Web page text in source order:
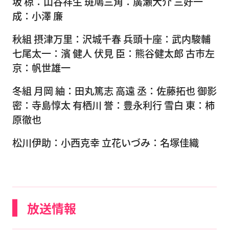
成：小澤 廉
秋組 摂津万里：沢城千春 兵頭十座：武内駿輔
七尾太一：濱 健人 伏見 臣：熊谷健太郎 古市左
京：帆世雄一
冬組 月岡 紬：田丸篤志 高遠 丞：佐藤拓也 御影
密：寺島惇太 有栖川 誉：豊永利行 雪白 東：柿
原徹也
松川伊助：小西克幸 立花いづみ：名塚佳織
放送情報